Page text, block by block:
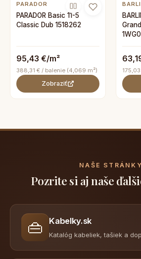
PARADOR
PARADOR Basic 11-5
Classic Dub 1518262
95,43 €/m²
388,31 € / balenie (4,069 m²)
Zobraziť
NAŠE STRÁNKY
Pozrite si aj naše
👜 Kabelky.sk
Katalóg kabeliek, tašiek a